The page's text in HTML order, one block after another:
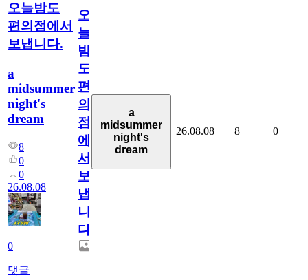
오늘밤도
편의점에서
보냅니다.
a
midsummer
night's
dream
8
0
0
26.08.08
0
댓글
오
늘
밤
도
편
의
점
에
서
보
냅
니
다.
a
midsummer
night's
dream
26.08.08 8 0